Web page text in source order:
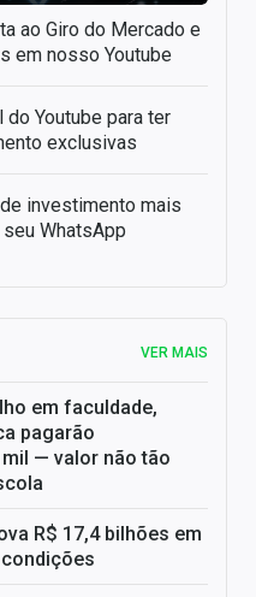
ao Giro do Mercado e
em nosso Youtube
Youtube para ter
exclusivas
investimento mais
WhatsApp
VER MAIS
em faculdade,
pagarão
mil — valor não tão
R$ 17,4 bilhões em